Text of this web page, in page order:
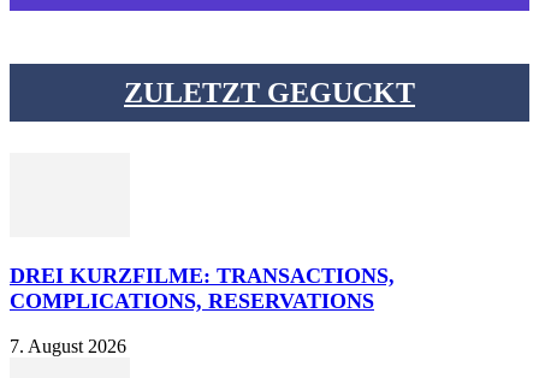
ZULETZT GEGUCKT
DREI KURZFILME: TRANSACTIONS,
COMPLICATIONS, RESERVATIONS
7. August 2026